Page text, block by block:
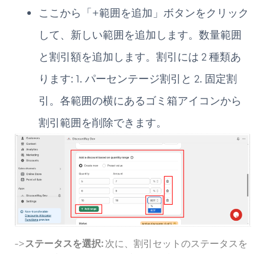
ここから「+範囲を追加」ボタンをクリック
して、新しい範囲を追加します。数量範囲
と割引額を追加します。割引には 2 種類あ
ります: 1. パーセンテージ割引と 2. 固定割
引。各範囲の横にあるゴミ箱アイコンから
割引範囲を削除できます。
->ステータスを選択: 次に、割引セットのステータスを